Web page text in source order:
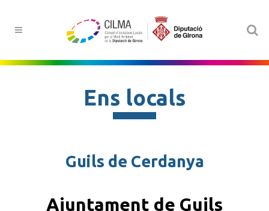
Ens locals
Guils de Cerdanya
Ajuntament de Guils